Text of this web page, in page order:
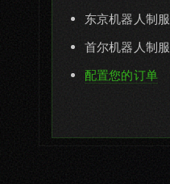
东京机器人制服
首尔机器人制服
配置您的订单
面料指南
购买指南
为什么机器人需要衣物